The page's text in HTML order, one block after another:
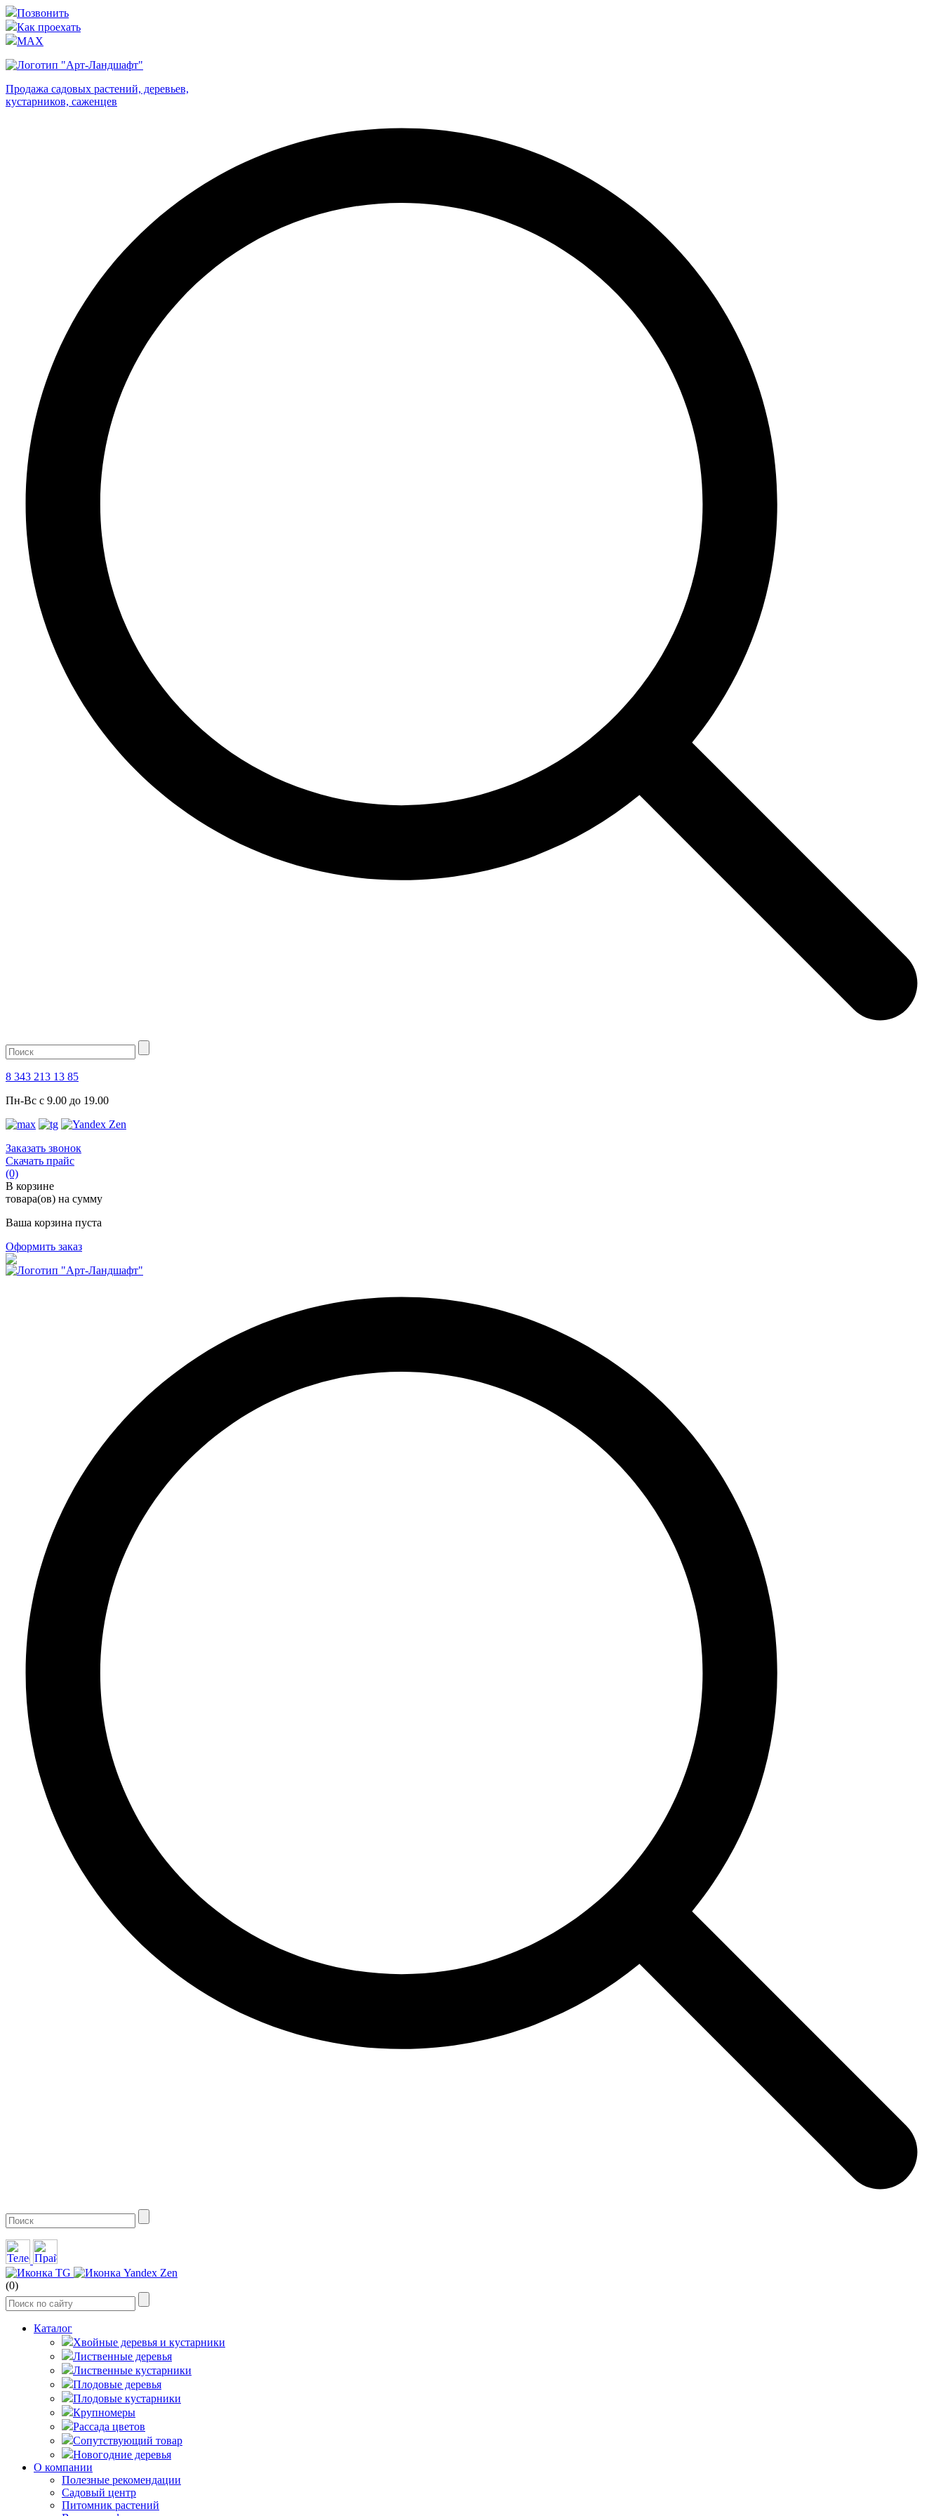
Позвонить
Как проехать
MAX
Продажа садовых растений, деревьев,
кустарников, саженцев
8 343 213 13 85
Пн-Вс с 9.00 до 19.00
Заказать звонок
Скачать прайс
(0)
В корзине
товара(ов) на сумму
Ваша корзина пуста
Оформить заказ
(0)
Каталог
Хвойные деревья и кустарники
Лиственные деревья
Лиственные кустарники
Плодовые деревья
Плодовые кустарники
Крупномеры
Рассада цветов
Сопутствующий товар
Новогодние деревья
О компании
Полезные рекомендации
Садовый центр
Питомник растений